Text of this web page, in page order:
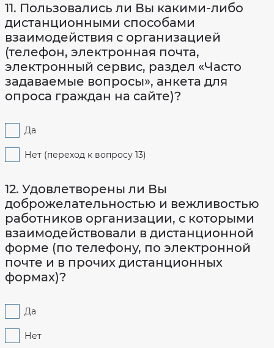
11. Пользовались ли Вы какими-либо
дистанционными способами
взаимодействия с организацией
(телефон, электронная почта,
электронный сервис, раздел «Часто
задаваемые вопросы», анкета для
опроса граждан на сайте)?
Да
Нет (переход к вопросу 13)
12. Удовлетворены ли Вы
доброжелательностью и вежливостью
работников организации, с которыми
взаимодействовали в дистанционной
форме (по телефону, по электронной
почте и в прочих дистанционных
формах)?
Да
Нет